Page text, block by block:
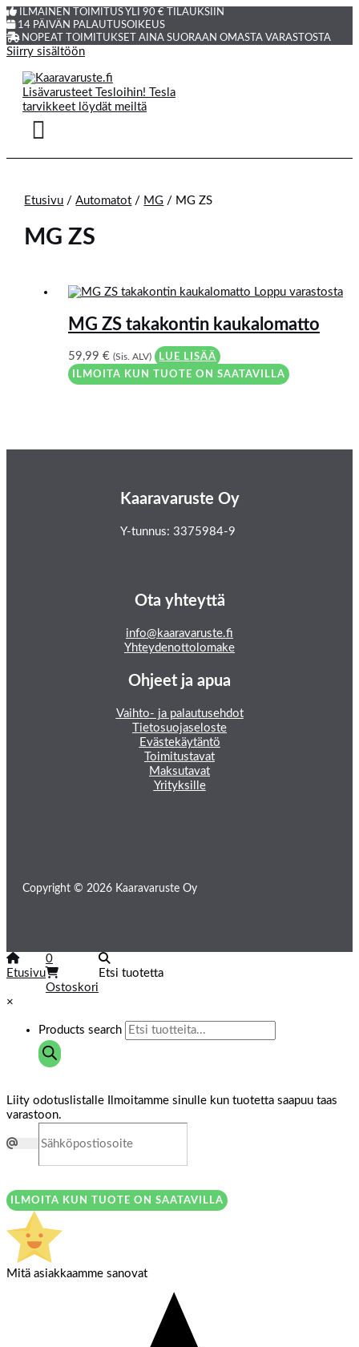
ILMAINEN TOIMITUS YLI 90 € TILAUKSIIN
14 PÄIVÄN PALAUTUSOIKEUS
NOPEAT TOIMITUKSET AINA SUORAAN OMASTA VARASTOSTA
Siirry sisältöön
Etusivu /Automatot / MG / MG ZS
MG ZS
Loppu varastosta
MG ZS takakontin kaukalomatto
59,99€ (Sis. ALV)
LUE LISÄÄ
ILMOITA KUN TUOTE ON SAATAVILLA
Kaaravaruste Oy
Y-tunnus: 3375984-9
Ota yhteyttä
info@kaaravaruste.fi
Yhteydenottolomake
Ohjeet ja apua
Vaihto- ja palautusehdot
Tietosuojaseloste
Evästekäytäntö
Toimitustavat
Maksutavat
Yrityksille
Copyright © 2026 Kaaravaruste Oy
Etusivu
0
Ostoskori
Etsi tuotetta
×
Products search
Liity odotuslistalle
Ilmoitamme sinulle kun tuotetta saapuu taas
varastoon.
ILMOITA KUN TUOTE ON SAATAVILLA
Mitä asiakkaamme sanovat